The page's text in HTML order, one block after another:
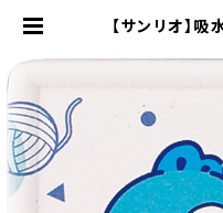
【サンリオ】
6 |
加商店 公